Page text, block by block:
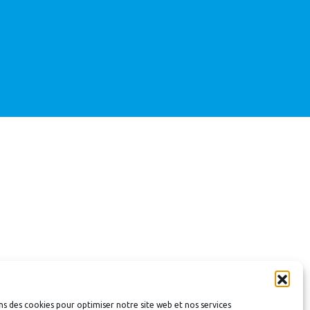
des cookies pour optimiser notre site web et nos services